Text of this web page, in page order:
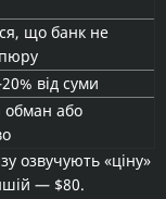
що банк не
від суми
або
озвучують «ціну»
— $80.